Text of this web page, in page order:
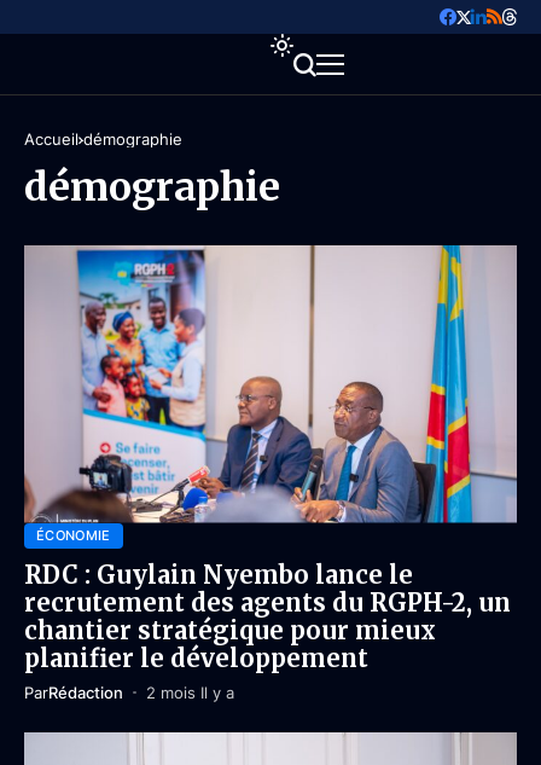
Accueil démographie
démographie
ÉCONOMIE
RDC : Guylain Nyembo lance le
recrutement des agents du RGPH-2, un
chantier stratégique pour mieux
planifier le développement
ParRédaction 2 mois Il y a